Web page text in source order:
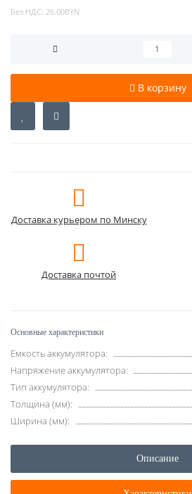
Без НДС: 26.00BYN
В корзину
Доставка курьером по Минску
Доставка почтой
Основные характеристики
Емкость аккумулятора:
Напряжение аккумулятора:
Тип аккумулятора:
Толщина (мм):
Ширина (мм):
Описание